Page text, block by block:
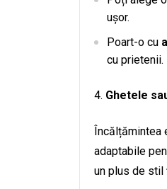
ușor.
Poart-o cu
cu prietenii.
Ghetele
Încălțămintea
adaptabile
un plus de stil